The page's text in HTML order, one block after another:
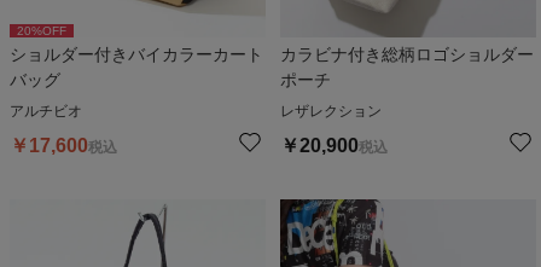
20%OFF
ショルダー付きバイカラーカート
バッグ
アルチビオ
￥ 17,600税込
カラビナ付き総柄ロゴショルダー
ポーチ
レザレクション
￥20,900税込